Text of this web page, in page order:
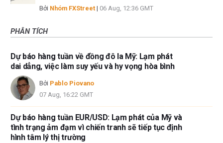
Bởi Nhóm FXStreet | 06 Aug, 12:36 GMT
PHÂN TÍCH
Dự báo hàng tuần về đồng đô la Mỹ: Lạm phát
dai dẳng, việc làm suy yếu và hy vọng hòa bình
Bởi Pablo Piovano
07 Aug, 16:22 GMT
Dự báo hàng tuần EUR/USD: Lạm phát của Mỹ và
tình trạng ảm đạm vì chiến tranh sẽ tiếp tục định
hình tâm lý thị trường